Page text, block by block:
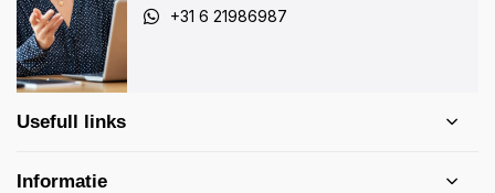
+31 6 21986987
Usefull links
Informatie